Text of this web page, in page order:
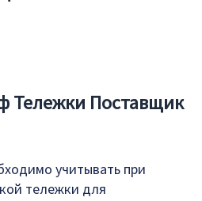
Тележки Поставщик
учитывать при
тележки для